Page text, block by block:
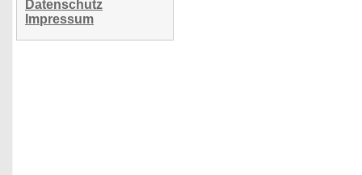
Datenschutz
Impressum